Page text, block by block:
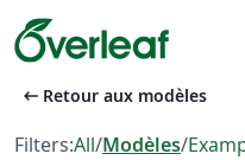
arrow_left_alt Retour aux modèles
Filters:All/Modèles/